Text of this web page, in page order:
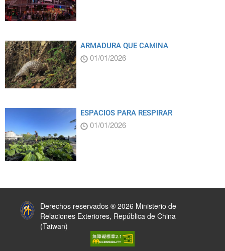
ARMADURA QUE CAMINA
01/01/2026
ESPACIOS PARA RESPIRAR
01/01/2026
Derechos reservados ® 2026 Ministerio de
Relaciones Exteriores, República de China
(Taiwan)